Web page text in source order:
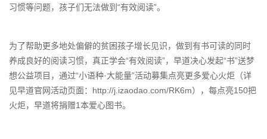
习惯等问题，孩子们无法做到“有效阅读”。
为了帮助更多地处偏僻的贫困孩子增长见识，做到有书可读的同时
养成良好的阅读习惯，真正学会“有效阅读”，早道决心发起“书”送梦
想公益项目，通过“小语种·大能量”活动募集点亮更多爱心火炬（详
见早道官网活动页面：http://j.izaodao.com/RK6m），每点亮150把
火炬，早道将捐赠1本爱心图书。